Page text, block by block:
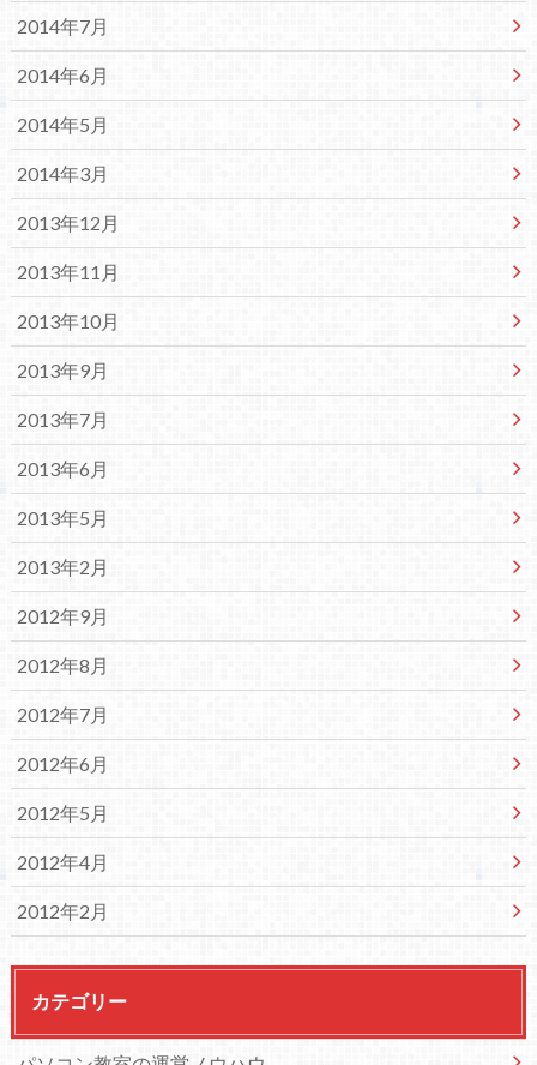
2014年7月
2014年6月
2014年5月
2014年3月
2013年12月
2013年11月
2013年10月
2013年9月
2013年7月
2013年6月
2013年5月
2013年2月
2012年9月
2012年8月
2012年7月
2012年6月
2012年5月
2012年4月
2012年2月
カテゴリー